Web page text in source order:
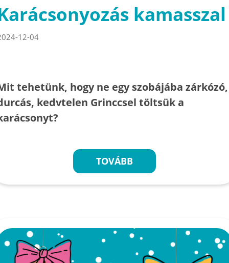
kamasszal
12-04
tehetünk, hogy ne egy szobájába zárkózó,
kedvtelen Grinccsel töltsük a
TOVÁBB